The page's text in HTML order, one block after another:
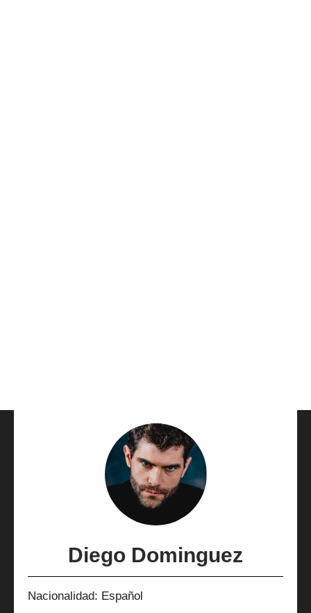
Diego Dominguez
Nacionalidad: Español